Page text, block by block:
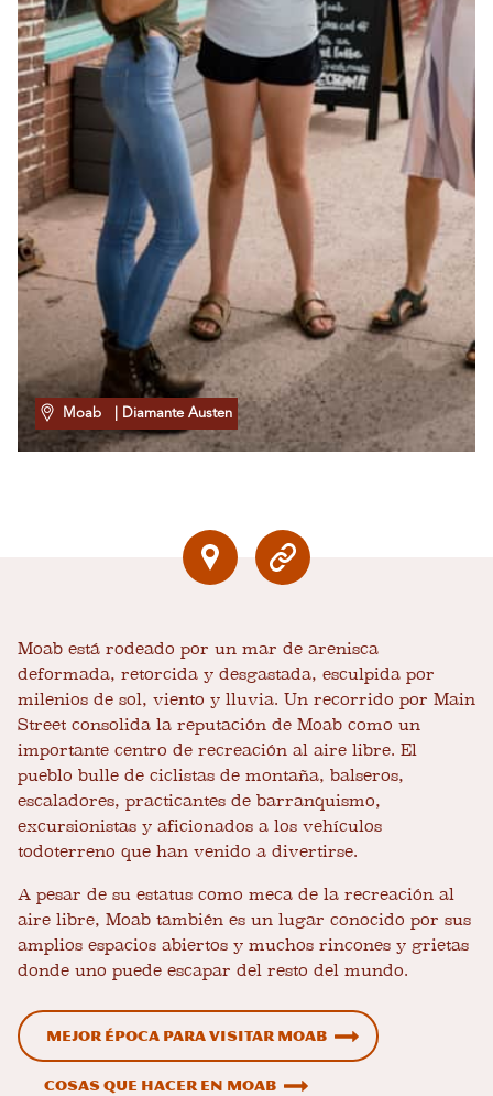
Moab | Diamante Austen
Moab está rodeado por un mar de arenisca
deformada, retorcida y desgastada, esculpida por
milenios de sol, viento y lluvia. Un recorrido por Main
Street consolida la reputación de Moab como un
importante centro de recreación al aire libre. El
pueblo bulle de ciclistas de montaña, balseros,
escaladores, practicantes de barranquismo,
excursionistas y aficionados a los vehículos
todoterreno que han venido a divertirse.
A pesar de su estatus como meca de la recreación al
aire libre, Moab también es un lugar conocido por sus
amplios espacios abiertos y muchos rincones y grietas
donde uno puede escapar del resto del mundo.
Mejor época para visitar Moab
Cosas que hacer en Moab